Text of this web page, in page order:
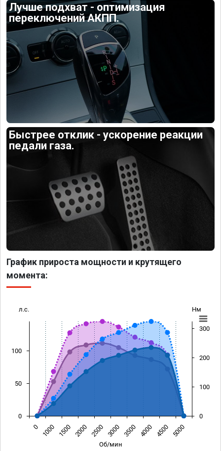
Лучше подхват - оптимизация
переключений АКПП.
Быстрее отклик - ускорение реакции
педали газа.
График прироста мощности и крутящего
момента:
Об/мин
л.с. Нм
0 1000 1500 2000 2500 3000 3500 4000 4500 5000
0
50
100
0
100
200
300